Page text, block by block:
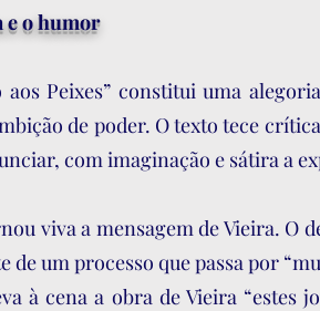
e o humor
aos Peixes” constitui uma
de poder. O texto tece
com imaginação e sátira a
viva a mensagem de Vieira. O
de um processo que passa por
à cena a obra de Vieira